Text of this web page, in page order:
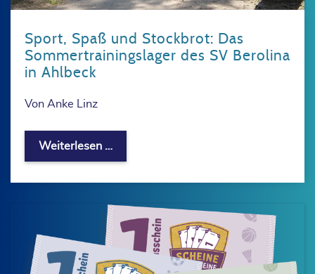
Sport, Spaß und Stockbrot: Das
Sommertrainingslager des SV Berolina
in Ahlbeck
Von Anke Linz
Weiterlesen …